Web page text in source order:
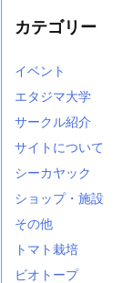
カテゴリー
イベント
エタジマ大学
サークル紹介
サイトについて
シーカヤック
ショップ・施設
その他
トマト栽培
ビオトープ